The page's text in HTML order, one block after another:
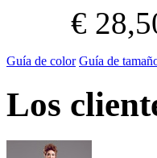
€
Guía de color Guía de
Los